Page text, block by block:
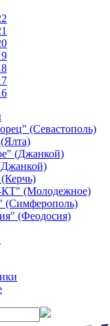
(Севастополь)
(Джанкой)
(Молодежное)
(Феодосия)